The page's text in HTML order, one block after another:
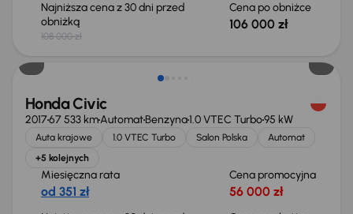
Najniższa cena z 30 dni przed
obniżką
108 000 zł
Cena po obniżce
106 000 zł
Taniej o 1 000 zł
Honda Civic
201767 533 kmAutomatBenzyna1.0 VTEC Turbo95 kW
Auta krajowe 1.0 VTEC Turbo Salon Polska
Automat
+5 kolejnych
Miesięczna rata
od 351 zł
Cena promocyjna
56 000 zł